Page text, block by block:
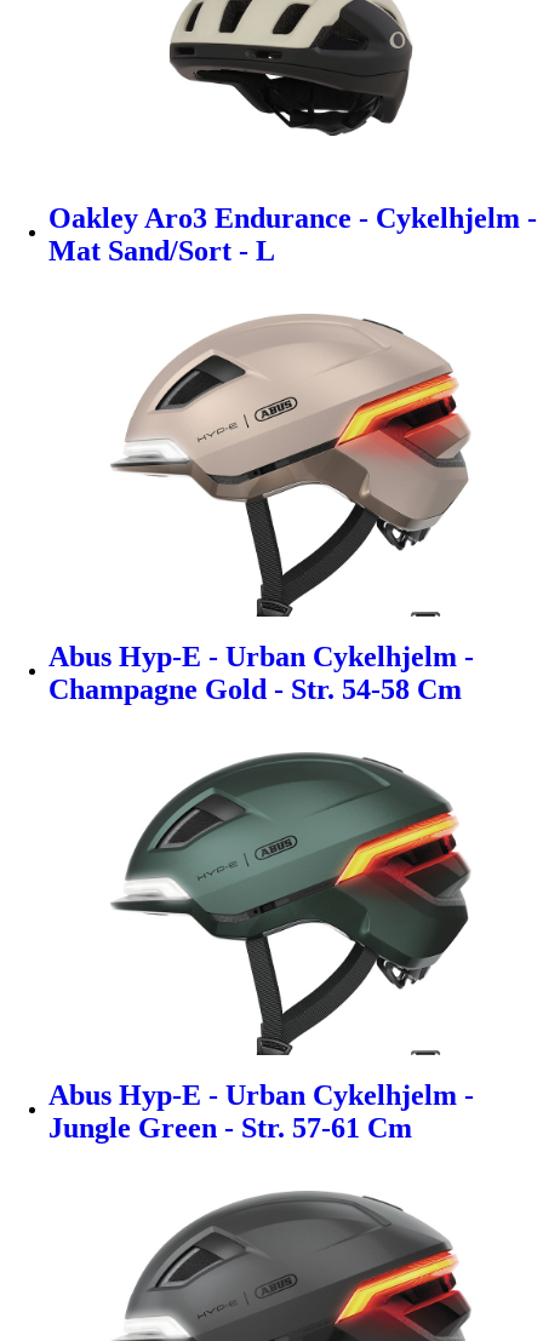
Oakley Aro3 Endurance - Cykelhjelm -
Mat Sand/Sort - L
Abus Hyp-E - Urban Cykelhjelm -
Champagne Gold - Str. 54-58 Cm
Abus Hyp-E - Urban Cykelhjelm -
Jungle Green - Str. 57-61 Cm